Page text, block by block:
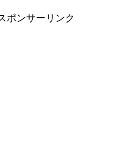
ポンサーリンク